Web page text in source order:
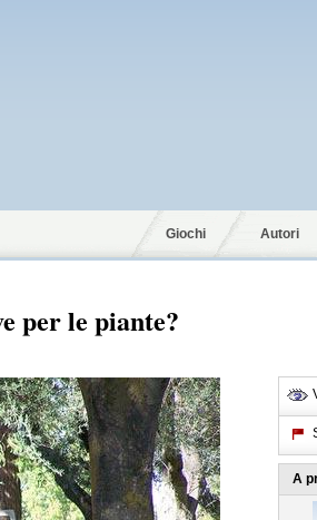
Giochi Autori
per le piante?
A